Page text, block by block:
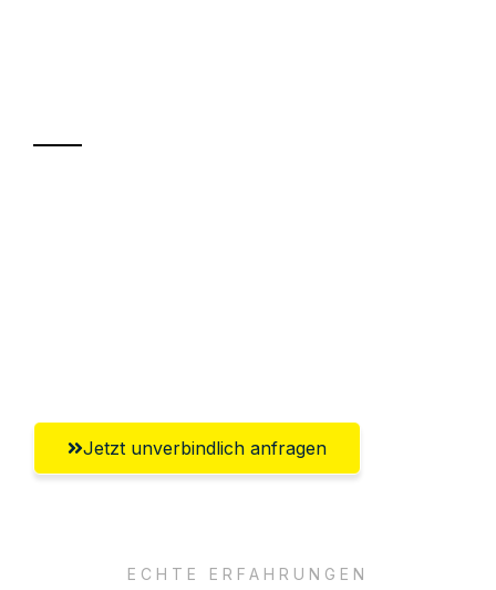
Jetzt unverbindlich anfragen
ECHTE ERFAHRUNGEN